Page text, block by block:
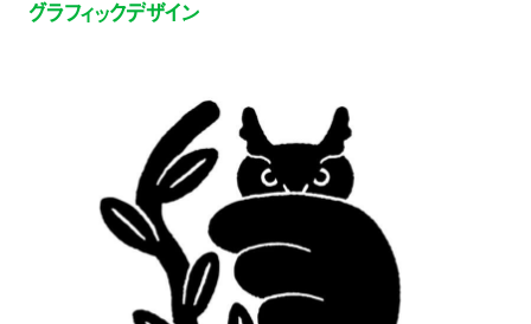
グラフィックデザイン